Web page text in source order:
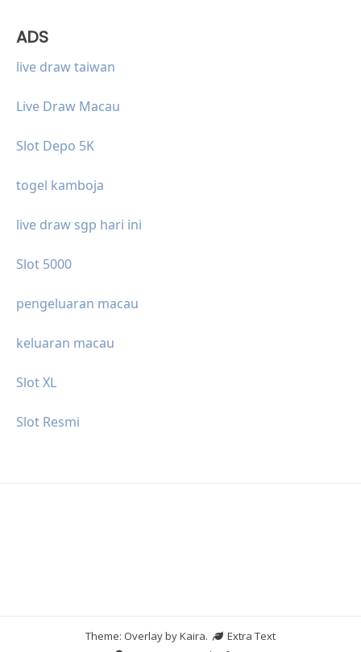
ADS
live draw taiwan
Live Draw Macau
Slot Depo 5K
togel kamboja
live draw sgp hari ini
Slot 5000
pengeluaran macau
keluaran macau
Slot XL
Slot Resmi
Theme: Overlay byKaira.
Extra Text